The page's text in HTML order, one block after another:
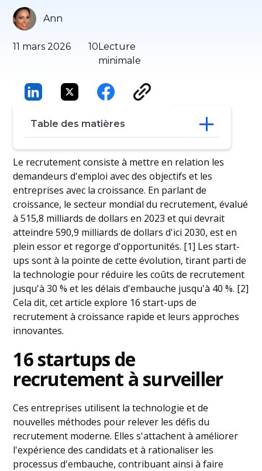
11 mars 2026 10Lecture
minimale
Ann
Table des matières
16 startups de recrutement à surveiller
Conclusion
Questions fréquemment posées
Le recrutement consiste à mettre en relation les
demandeurs d'emploi avec des objectifs et les
entreprises avec la croissance. En parlant de
croissance, le secteur mondial du recrutement, évalué
à 515,8 milliards de dollars en 2023 et qui devrait
atteindre 590,9 milliards de dollars d'ici 2030, est en
plein essor et regorge d'opportunités. [1] Les start-
ups sont à la pointe de cette évolution, tirant parti de
la technologie pour réduire les coûts de recrutement
jusqu'à 30 % et les délais d'embauche jusqu'à 40 %. [2]
Cela dit, cet article explore 16 start-ups de
recrutement à croissance rapide et leurs approches
innovantes.
16 startups de
recrutement à surveiller
Ces entreprises utilisent la technologie et de
nouvelles méthodes pour relever les défis du
recrutement moderne. Elles s'attachent à améliorer
l'expérience des candidats et à rationaliser les
processus d'embauche, contribuant ainsi à faire